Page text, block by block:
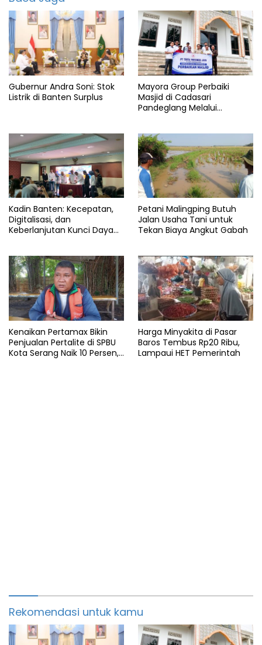
Berita
Tangsel
Info
Tangsel
Tangerang
Selatan
Gubernur Andra Soni: Stok
Listrik di Banten Surplus
Mayora Group Perbaiki
Masjid di Cadasari
Pandeglang Melalui
Kadin Banten: Kecepatan,
Digitalisasi, dan
Keberlanjutan Kunci Daya
Petani Malingping Butuh
Jalan Usaha Tani untuk
Tekan Biaya Angkut Gabah
Kenaikan Pertamax Bikin
Penjualan Pertalite di SPBU
Kota Serang Naik 10 Persen,
Harga Minyakita di Pasar
Baros Tembus Rp20 Ribu,
Lampaui HET Pemerintah
Rekomendasi untuk kamu